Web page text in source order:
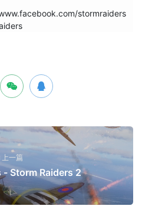
stormraiders
上一篇
- Storm Raiders 2